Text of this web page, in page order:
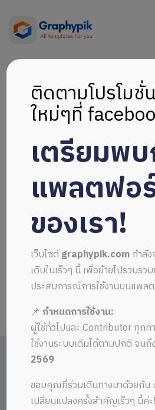
ติดตามโปรโมชั่
ใหม่ๆที่
เตรียมพ
แพลตฟอ
ของเรา!
เว็บไซต์graphypik.comกำลั
เดิมในเร็วๆ นี้ เพื่อย้ายไปรวบรว
ประสบการณ์การใช้งานบนแพล
📌กำหนดการใช้งาน:
ผู้ใช้ทั่วไปและ Contributor ทุกท่
ใช้งานระบบเดิมได้ตามปกติ จนถึ
2569
ขอบคุณที่ร่วมเดินทางมาด้วยกัน
เปลี่ยนแปลงครั้งสำคัญเร็วๆ นี้ค่ะ!